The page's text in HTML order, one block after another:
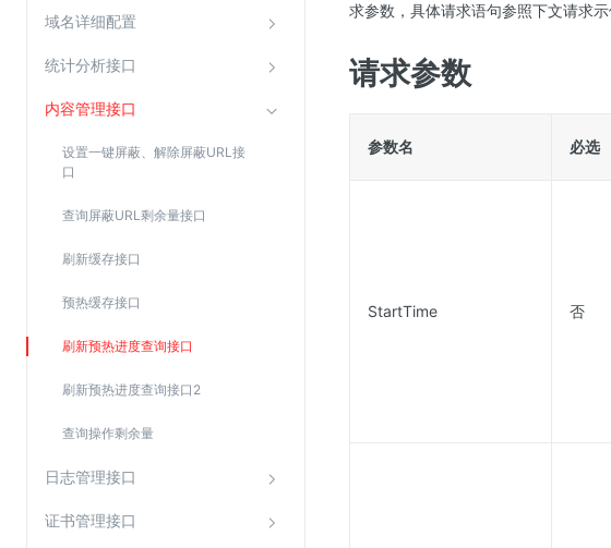
域名详细配置
统计分析接口
内容管理接口
设置一键屏蔽、解除屏蔽URL接
口
查询屏蔽URL剩余量接口
刷新缓存接口
预热缓存接口
刷新预热进度查询接口
刷新预热进度查询接口2
查询操作剩余量
日志管理接口
证书管理接口
SSL证书管理
云安全中心
合规性
欧盟数据保护条例（GDPR）
求参数，具体请求语句参照下文请求示
请求参数
参数名 必选
StartTime 否